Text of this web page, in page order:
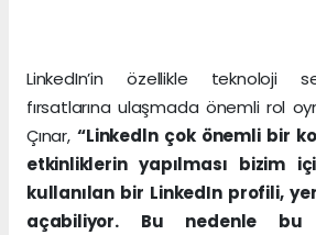
LinkedIn’in özellikle teknoloji
fırsatlarına ulaşmada önemli rol
Çınar,“Linkedln çok önemli bir
etkinliklerin yapılması bizim
kullanılan bir LinkedIn profili,
açabiliyor. Bu nedenle